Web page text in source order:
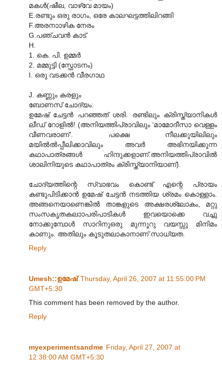
മകള്‍(ഷീല, വാഴ്വേ മായം)
E.രണ്ടും ഒരു രാഗം, ഒരേ കാലഘട്ടത്തിലിറങ്ങി
F.അരനാ‍ാഴിക നേരം
G.പഞ്ചവന്‍ കാട്
H.
1. കെ. പി. ഉമ്മര്‍
2. മമ്മുട്ടി (സ്ഫോടനം)
I. ഒരു വടക്കന്‍ വീരഗാഥ
J. കണ്ണും കരളും
ബോണസ് ചോദ്യം:
ഉമേഷ് ചേട്ടന്‍ പറഞ്ഞത് ശരി. രണ്ടിലും ക്രിസ്ത്യാനികള്‍
ലീഡ് റോളില്‍! (അനിയത്തിപ്രാവിലും ‘മാമോദീസാ വെള്ളം
വീണവരാണ്’. പക്ഷെ നീലക്കുയിലിലും
മയില്‍ല്‍പ്പീലിക്കാവിലും അവര്‍ അഭിനയിക്കുന്ന
കഥാപാത്രങ്ങള്‍ ഹിന്ദുക്കളാണ്.അനിയത്തിപ്രാവില്‍
ശാലിനിയുടെ കഥാപാത്രം ക്രിസ്ത്യാനിയാണ്).
ചോദ്യത്തിന്റെ സ്വാഭവം കൊണ്ട് എന്റെ പ്രായം
കണ്ടുപിടിക്കാന്‍ ഉമേഷ് ചേട്ടന്‍ നടത്തിയ ശ്രമം കൊള്ളാം.
അങ്ങനെയാണെങ്കില്‍ താങ്കളുടെ അക്ഷരശ്ലോകം, മറ്റു
സംസകൃതകലാ‍ാപരിപാടികള്‍ ഇവയൊക്കെ വച്ചു
നോക്കുമ്പോള്‍ സാറിനുഒരു മുന്നൂറു വയസ്സു മിനിമം
കാണും. അതിലും കൂടുതലാകാനാണ് സാധ്യത.
Reply
Umesh::ഉമേഷ് Thursday, April 26, 2007 at 11:55:00 PM
GMT+5:30
This comment has been removed by the author.
Reply
myexperimentsandme Friday, April 27, 2007 at
12:38:00 AM GMT+5:30